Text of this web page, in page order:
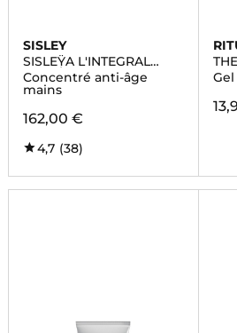
SISLEY
SISLEŸA L'INTEGRAL
ANTI-ÂGE
Concentré anti-âge
mains
162,00 €
4,7 (38)